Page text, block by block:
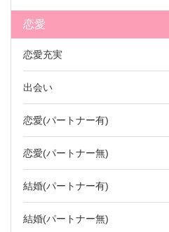
恋愛
恋愛充実
出会い
恋愛(パートナー有)
恋愛(パートナー無)
結婚(パートナー有)
結婚(パートナー無)